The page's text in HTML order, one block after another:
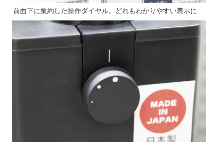
前面下に集約した操作ダイヤル。どれもわかりやすい表示に